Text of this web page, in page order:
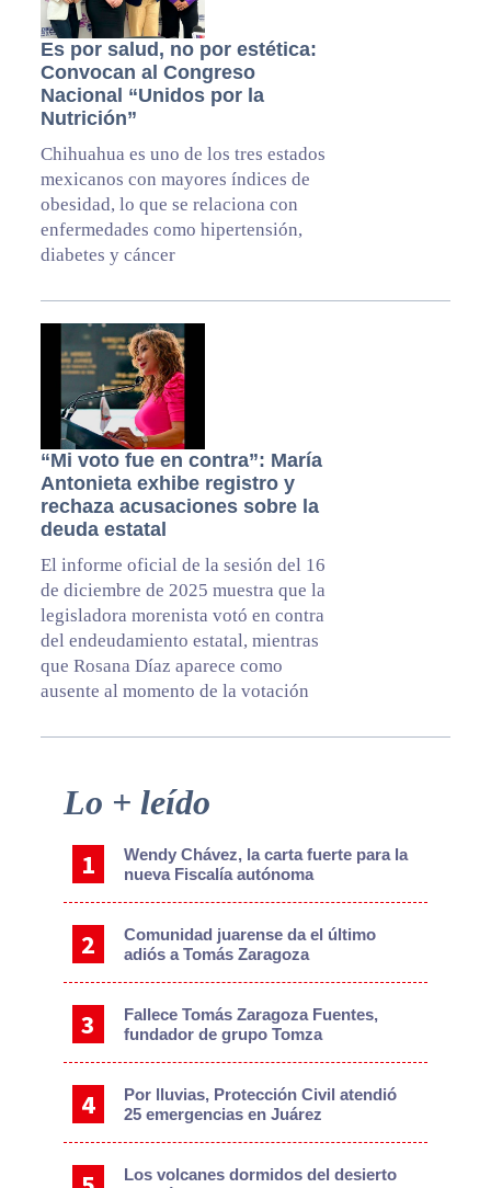
Es por salud, no por estética:
Convocan al Congreso
Nacional “Unidos por la
Nutrición”
Chihuahua es uno de los tres estados
mexicanos con mayores índices de
obesidad, lo que se relaciona con
enfermedades como hipertensión,
diabetes y cáncer
“Mi voto fue en contra”: María
Antonieta exhibe registro y
rechaza acusaciones sobre la
deuda estatal
El informe oficial de la sesión del 16
de diciembre de 2025 muestra que la
legisladora morenista votó en contra
del endeudamiento estatal, mientras
que Rosana Díaz aparece como
ausente al momento de la votación
Primary
Sidebar
Lo + leído
Wendy Chávez, la carta fuerte para la
nueva Fiscalía autónoma
Comunidad juarense da el último
adiós a Tomás Zaragoza
Fallece Tomás Zaragoza Fuentes,
fundador de grupo Tomza
Por lluvias, Protección Civil atendió
25 emergencias en Juárez
Los volcanes dormidos del desierto